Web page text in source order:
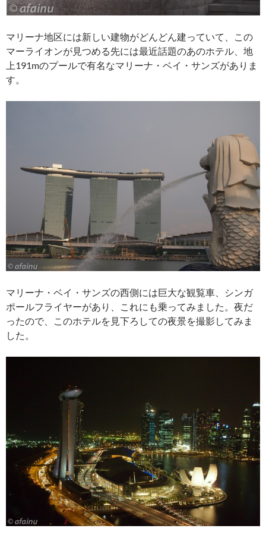
マリーナ地区には新しい建物がどんどん建っていて、この
マーライオンが見つめる先には最近話題のあのホテル、地
上191mのプールで有名なマリーナ・ベイ・サンズがありま
す。
マリーナ・ベイ・サンズの西側には巨大な観覧車、シンガ
ポールフライヤーがあり、これにも乗ってみました。夜だ
ったので、このホテルを見下ろしての夜景を撮影してみま
した。